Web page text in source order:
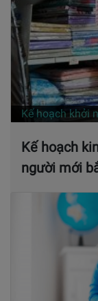
Kế hoạch khởi
Kế hoạch
người mới